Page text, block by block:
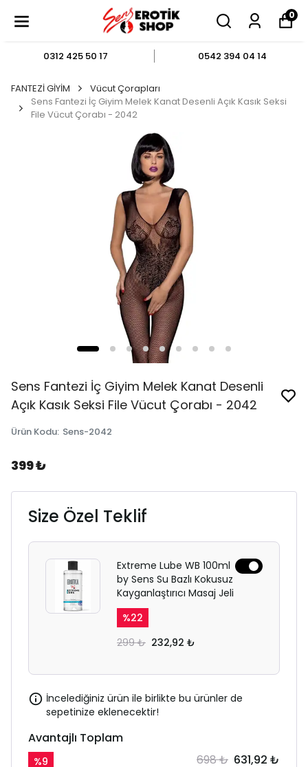
0
0312 425 50 17 0542 394 04 14
FANTEZİ GİYİM
Vücut Çorapları
Sens Fantezi İç Giyim Melek Kanat Desenli Açık Kasık Seksi
File Vücut Çorabı - 2042
Sens Fantezi İç Giyim Melek Kanat Desenli
Açık Kasık Seksi File Vücut Çorabı - 2042
Ürün Kodu: Sens-2042
399 ₺
Size Özel Teklif
Extreme Lube WB 100ml
by Sens Su Bazlı Kokusuz
Kayganlaştırıcı Masaj Jeli
%22
299 ₺ 232,92 ₺
İncelediğiniz ürün ile birlikte bu ürünler de
sepetinize eklenecektir!
Avantajlı Toplam
%9 698 ₺ 631,92 ₺